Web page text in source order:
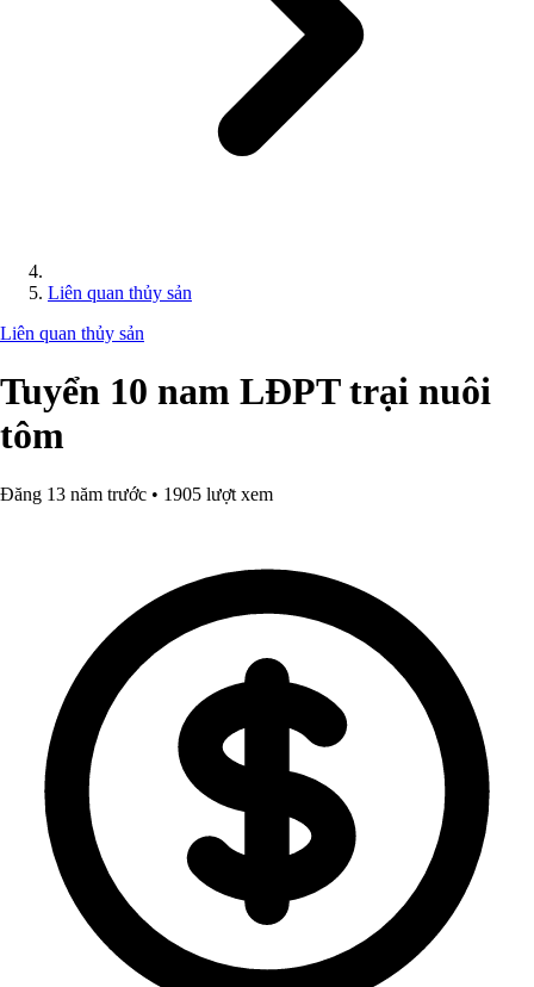
Liên quan thủy sản
Liên quan thủy sản
Tuyển 10 nam LĐPT trại nuôi
tôm
Đăng 13 năm trước • 1905 lượt xem